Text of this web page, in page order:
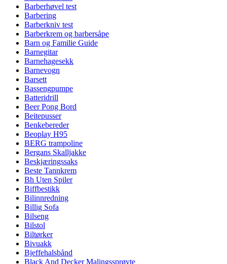
Barberhøvel test
Barbering
Barberkniv test
Barberkrem og barbersåpe
Barn og Familie Guide
Barnegitar
Barnehagesekk
Barnevogn
Barsett
Bassengpumpe
Batteridrill
Beer Pong Bord
Beitepusser
Benkebereder
Beoplay H95
BERG trampoline
Bergans Skalljakke
Beskjæringssaks
Beste Tannkrem
Bh Uten Spiler
Biffbestikk
Bilinnredning
Billig Sofa
Bilseng
Bilstol
Biltørker
Bivuakk
Bjeffehalsbånd
Black And Decker Malingssprøyte